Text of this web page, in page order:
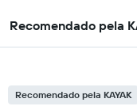
Recomendado pela
Recomendado pela KAYAK